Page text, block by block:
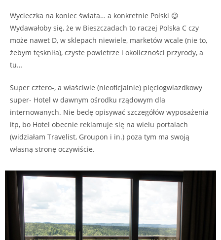
Wycieczka na koniec świata… a konkretnie Polski 😉
Wydawałoby się, że w Bieszczadach to raczej Polska C czy
może nawet D, w sklepach niewiele, marketów wcale (nie to,
żebym tęskniła), czyste powietrze i okoliczności przyrody, a
tu…
Super cztero-, a właściwie (nieoficjalnie) pięciogwiazdkowy
super- Hotel w dawnym ośrodku rządowym dla
internowanych. Nie bedę opisywać szczegółów wyposażenia
itp, bo Hotel obecnie reklamuje się na wielu portalach
(widziałam Travelist, Groupon i in.) poza tym ma swoją
własną stronę oczywiście.